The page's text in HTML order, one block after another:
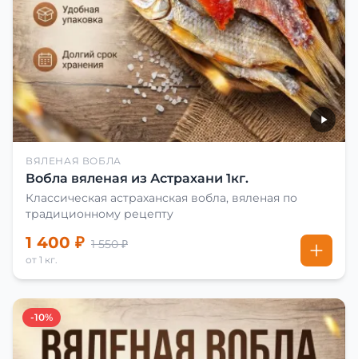
ВЯЛЕНАЯ ВОБЛА
Вобла вяленая из Астрахани 1кг.
Классическая астраханская вобла, вяленая по
традиционному рецепту
1 400 ₽ 1 550 ₽
от 1 кг.
-10%